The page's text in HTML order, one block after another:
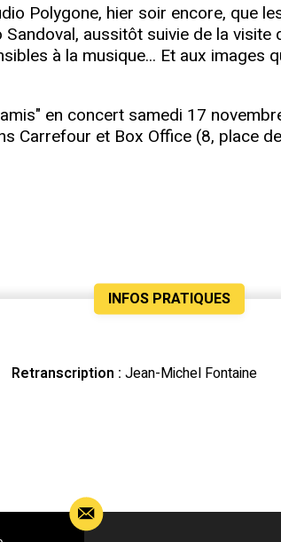
Polygone, hier soir encore, que
aussitôt suivie de la
à la musique... Et aux images
en concert samedi 17
Carrefour et Box Office (8, place
INFOS PRATIQUES
Retranscription : Jean-Michel Fontaine